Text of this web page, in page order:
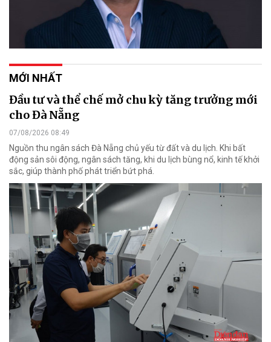
MỚI NHẤT
Đầu tư và thể chế mở chu kỳ tăng trưởng mới
cho Đà Nẵng
07/08/2026 08:49
Nguồn thu ngân sách Đà Nẵng chủ yếu từ đất và du lịch. Khi bất
động sản sôi động, ngân sách tăng, khi du lịch bùng nổ, kinh tế khởi
sắc, giúp thành phố phát triển bứt phá.